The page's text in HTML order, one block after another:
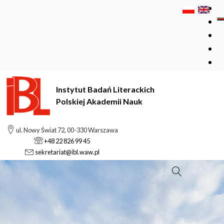
Instytut Badań Literackich
Polskiej Akademii Nauk
ul. Nowy Świat 72, 00-330 Warszawa
+48 22 826 99 45
sekretariat@ibl.waw.pl
Szukaj